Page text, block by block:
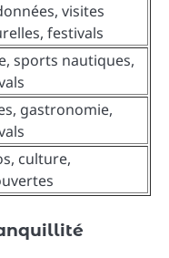
visites
festivals
sports nautiques,
gastronomie,
culture,